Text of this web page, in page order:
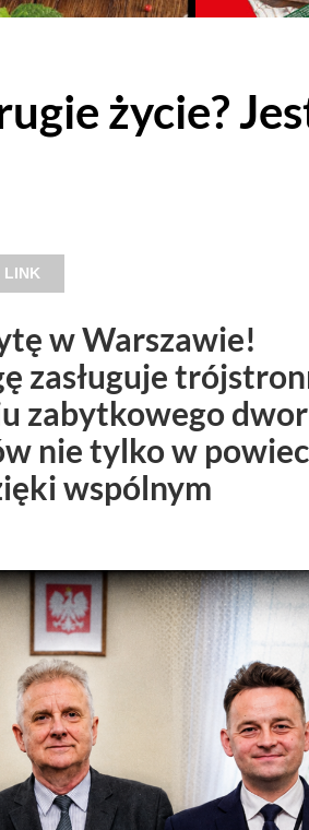
życie?
LINK
w Warszawie!
zasługuje
zabytkowego
nie tylko w
wspólnym